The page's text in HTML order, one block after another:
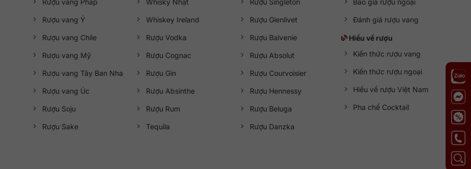
Rượu vang Ý
Rượu vang Chile
Rượu vang Mỹ
Rượu vang Tây Ban Nha
Rượu vang Úc
Rượu Soju
Rượu Sake
Whiskey Ireland
Rượu Vodka
Rượu Cognac
Rượu Gin
Rượu Absinthe
Rượu Rum
Tequila
Rượu Glenlivet
Rượu Balvenie
Rượu Absolut
Rượu Courvoisier
Rượu Hennessy
Rượu Beluga
Rượu Danzka
Đánh giá rượu vang
Hiểu về rượu
Kiến thức rượu vang
Kiến thức rượu ngoại
Hiểu về rượu Việt Nam
Pha chế Cocktail